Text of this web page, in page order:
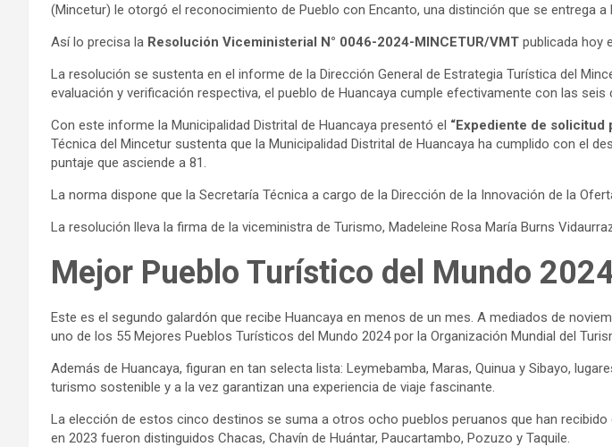
(Mincetur) le otorgó el reconocimiento de Pueblo con Encanto, una distinción que se
Así lo precisa la Resolución Viceministerial N° 0046-2024-MINCETUR/VMT publicada hoy
La resolución se sustenta en el informe de la Dirección General de Estrategia Turística del
evaluación y verificación respectiva, el pueblo de Huancaya cumple efectivamente con las
Con este informe la Municipalidad Distrital de Huancaya presentó el “Expediente de solicitud
Técnica del Mincetur sustenta que la Municipalidad Distrital de Huancaya ha cumplido con el
puntaje que asciende a 81.
La norma dispone que la Secretaría Técnica a cargo de la Dirección de la Innovación de la
La resolución lleva la firma de la viceministra de Turismo, Madeleine Rosa María Burns
Mejor Pueblo Turístico del Mundo
Este es el segundo galardón que recibe Huancaya en menos de un mes. A mediados de
uno de los 55 Mejores Pueblos Turísticos del Mundo 2024 por la Organización Mundial del
Además de Huancaya, figuran en tan selecta lista: Leymebamba, Maras, Quinua y Sibayo,
turismo sostenible y a la vez garantizan una experiencia de viaje fascinante.
La elección de estos cinco destinos se suma a otros ocho pueblos peruanos que han
en 2023 fueron distinguidos Chacas, Chavín de Huántar, Paucartambo, Pozuzo y Taquile.